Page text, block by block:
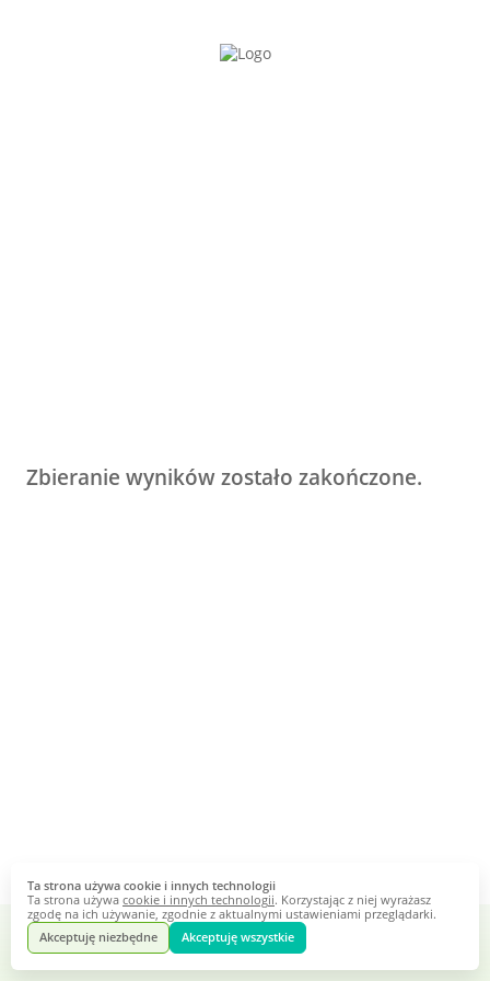
Ta strona używa cookie i innych technologii
Ta strona używa cookie i innych technologii. Korzystając z niej wyrażasz
zgodę na ich używanie, zgodnie z aktualnymi ustawieniami przeglądarki.
Akceptuję niezbędne
Akceptuję wszystkie
Zbieranie wyników zostało zakończone.
Stworzone naWebankieta